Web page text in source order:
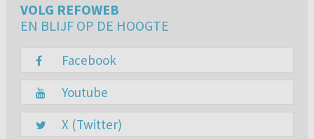
VOLG REFOWEB
EN BLIJF OP DE HOOGTE
Facebook
Youtube
X (Twitter)